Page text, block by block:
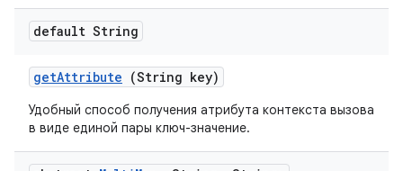
default String
getAttribute (String key)
Удобный способ получения атрибута контекста вызова
в виде единой пары ключ-значение.